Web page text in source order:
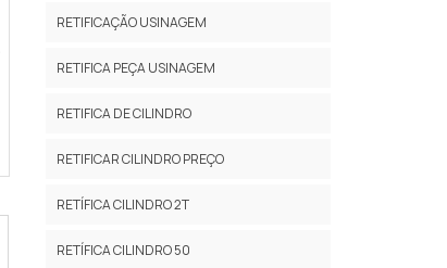
RETIFICAÇÃO USINAGEM
RETIFICA PEÇA USINAGEM
RETIFICA DE CILINDRO
RETIFICAR CILINDRO PREÇO
RETÍFICA CILINDRO 2T
RETÍFICA CILINDRO 50